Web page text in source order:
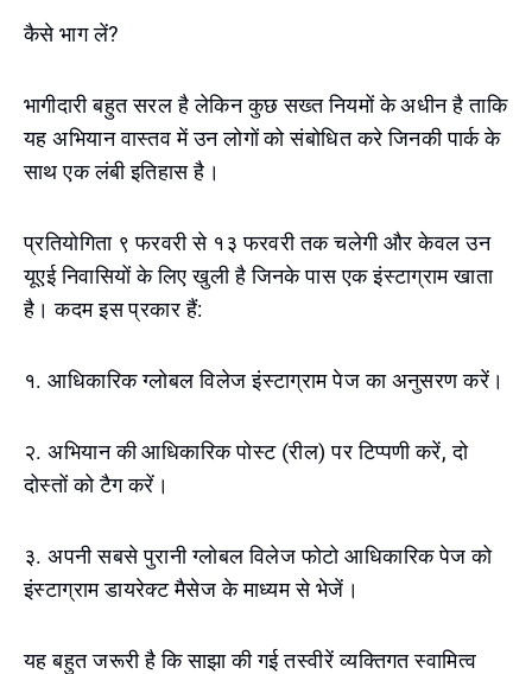
कैसे भाग लें?
भागीदारी बहुत सरल है लेकिन कुछ सख्त नियमों के अधीन है ताकि
यह अभियान वास्तव में उन लोगों को संबोधित करे जिनकी पार्क के
साथ एक लंबी इतिहास है।
प्रतियोगिता ९ फरवरी से १३ फरवरी तक चलेगी और केवल उन
यूएई निवासियों के लिए खुली है जिनके पास एक इंस्टाग्राम खाता
है। कदम इस प्रकार हैं:
१. आधिकारिक ग्लोबल विलेज इंस्टाग्राम पेज का अनुसरण करें।
२. अभियान की आधिकारिक पोस्ट (रील) पर टिप्पणी करें, दो
दोस्तों को टैग करें।
३. अपनी सबसे पुरानी ग्लोबल विलेज फोटो आधिकारिक पेज को
इंस्टाग्राम डायरेक्ट मैसेज के माध्यम से भेजें।
यह बहुत जरूरी है कि साझा की गई तस्वीरें व्यक्तिगत स्वामित्व